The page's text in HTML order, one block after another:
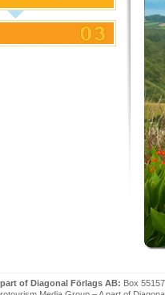
of Diagonal Förlags AB: Box